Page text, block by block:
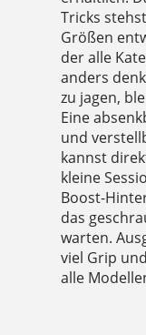
Tricks
Größen
der alle
anders
zu jagen,
Eine
und
kannst
kleine
Boost-
das
warten.
viel Grip
alle